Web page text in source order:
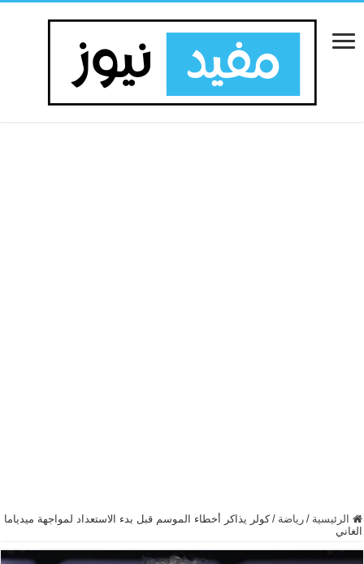
الرئيسية / رياضة / كولر يذاكر أخطاء الموسم قبل بدء الاستعداد لمواجهة ميدياما
الغاني